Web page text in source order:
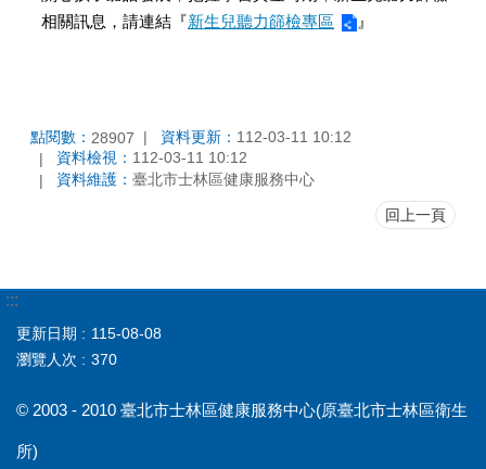
相關訊息，請連結『新生兒聽力篩檢專區 』
點閱數： 28907 資料更新： 112-03-11 10:12
資料檢視： 112-03-11 10:12
資料維護： 臺北市士林區健康服務中心
回上一頁
:::
更新日期
115-08-08
瀏覽人次
370
© 2003 - 2010 臺北市士林區健康服務中心(原臺北市士林區衛生
所)